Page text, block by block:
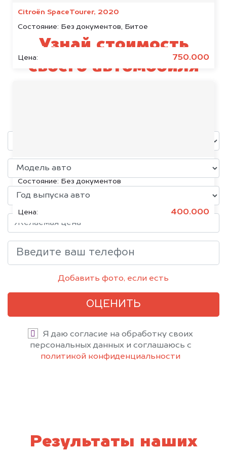
Citroën SpaceTourer, 2020
Состояние: Без документов, Битое
Цена: 750.000
Volkswagen Jetta, 2015
Состояние: Без документов
Цена: 400.000
Узнай стоимость
своего автомобиля
Добавить фото, если есть
ОЦЕНИТЬ
Я даю согласие на обработку своих
персональных данных и соглашаюсь с
политикой конфиденциальности
Результаты наших